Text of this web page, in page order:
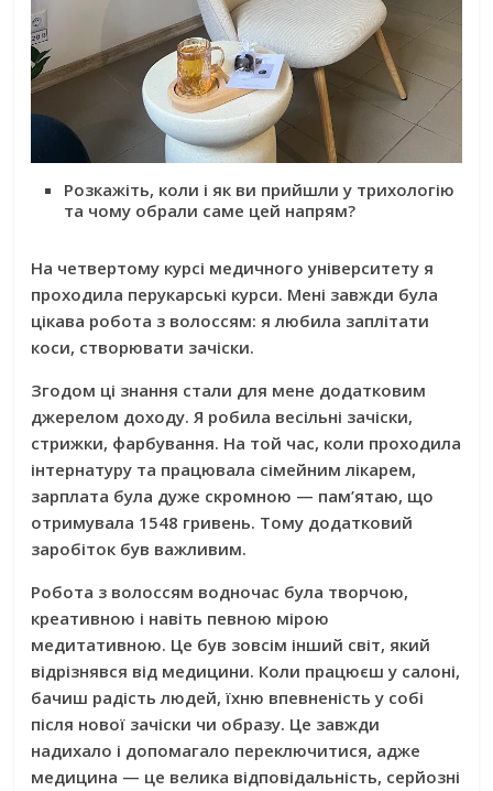
Розкажіть, коли і як ви прийшли у трихологію
та чому обрали саме цей напрям?
На четвертому курсі медичного університету я
проходила перукарські курси. Мені завжди була
цікава робота з волоссям: я любила заплітати
коси, створювати зачіски.
Згодом ці знання стали для мене додатковим
джерелом доходу. Я робила весільні зачіски,
стрижки, фарбування. На той час, коли проходила
інтернатуру та працювала сімейним лікарем,
зарплата була дуже скромною — пам’ятаю, що
отримувала 1548 гривень. Тому додатковий
заробіток був важливим.
Робота з волоссям водночас була творчою,
креативною і навіть певною мірою
медитативною. Це був зовсім інший світ, який
відрізнявся від медицини. Коли працюєш у салоні,
бачиш радість людей, їхню впевненість у собі
після нової зачіски чи образу. Це завжди
надихало і допомагало переключитися, адже
медицина — це велика відповідальність, серйозні